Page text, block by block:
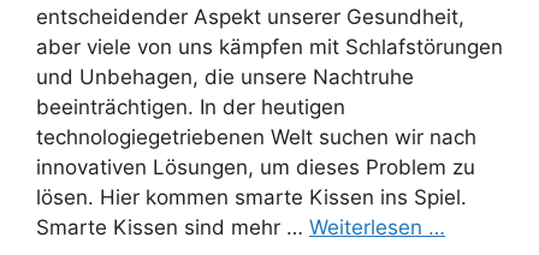
entscheidender Aspekt unserer Gesundheit,
aber viele von uns kämpfen mit Schlafstörungen
und Unbehagen, die unsere Nachtruhe
beeinträchtigen. In der heutigen
technologiegetriebenen Welt suchen wir nach
innovativen Lösungen, um dieses Problem zu
lösen. Hier kommen smarte Kissen ins Spiel.
Smarte Kissen sind mehr … Weiterlesen …